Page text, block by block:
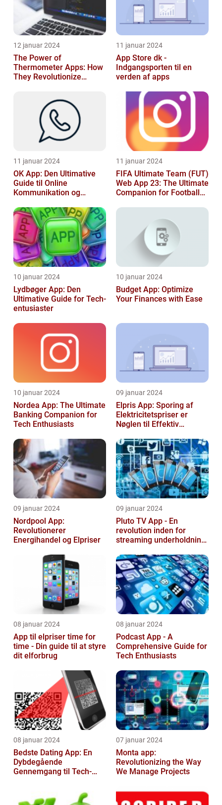
12 januar 2024
The Power of
Thermometer Apps: How
They Revolutionize
11 januar 2024
App Store dk -
Indgangsporten til en
verden af apps
11 januar 2024
OK App: Den Ultimative
Guide til Online
Kommunikation og
11 januar 2024
FIFA Ultimate Team (FUT)
Web App 23: The Ultimate
Companion for Football
10 januar 2024
Lydbøger App: Den
Ultimative Guide for Tech-
entusiaster
10 januar 2024
Budget App: Optimize
Your Finances with Ease
10 januar 2024
Nordea App: The Ultimate
Banking Companion for
Tech Enthusiasts
09 januar 2024
Elpris App: Sporing af
Elektricitetspriser er
Nøglen til Effektiv
09 januar 2024
Nordpool App:
Revolutionerer
Energihandel og Elpriser
09 januar 2024
Pluto TV App - En
revolution inden for
streaming underholdning
08 januar 2024
App til elpriser time for
time - Din guide til at styre
dit elforbrug
08 januar 2024
Podcast App - A
Comprehensive Guide for
Tech Enthusiasts
08 januar 2024
Bedste Dating App: En
Dybdegående
Gennemgang til Tech-
07 januar 2024
Monta app:
Revolutionizing the Way
We Manage Projects